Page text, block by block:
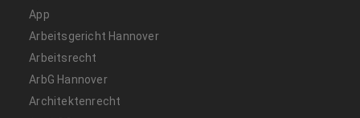
App
Arbeitsgericht Hannover
Arbeitsrecht
ArbG Hannover
Architektenrecht